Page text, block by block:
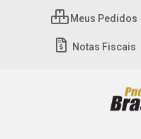
Meus Pedidos
Notas Fiscais